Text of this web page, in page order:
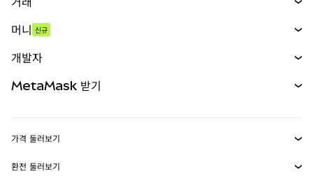
무기한 선물
실물자산
머니 신규
개발자
MetaMask Connect
MetaMask 받기
가격 둘러보기
이더리움 가격
환전 둘러보기